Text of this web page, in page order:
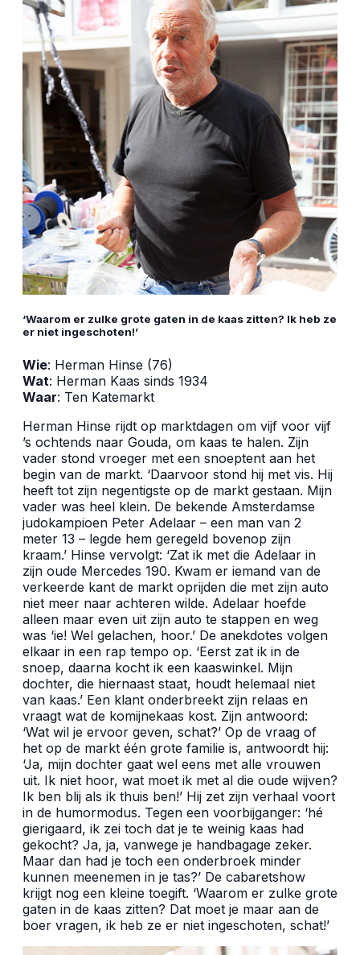
‘Waarom er zulke grote gaten in de kaas zitten? Ik heb ze
er niet ingeschoten!’
Wie: Herman Hinse (76)
Wat: Herman Kaas sinds 1934
Waar: Ten Katemarkt
Herman Hinse rijdt op marktdagen om vijf voor vijf
’s ochtends naar Gouda, om kaas te halen. Zijn
vader stond vroeger met een snoeptent aan het
begin van de markt. ‘Daarvoor stond hij met vis. Hij
heeft tot zijn negentigste op de markt gestaan. Mijn
vader was heel klein. De bekende Amsterdamse
judokampioen Peter Adelaar – een man van 2
meter 13 – legde hem geregeld bovenop zijn
kraam.’ Hinse vervolgt: ‘Zat ik met die Adelaar in
zijn oude Mercedes 190. Kwam er iemand van de
verkeerde kant de markt oprijden die met zijn auto
niet meer naar achteren wilde. Adelaar hoefde
alleen maar even uit zijn auto te stappen en weg
was ‘ie! Wel gelachen, hoor.’ De anekdotes volgen
elkaar in een rap tempo op. ‘Eerst zat ik in de
snoep, daarna kocht ik een kaaswinkel. Mijn
dochter, die hiernaast staat, houdt helemaal niet
van kaas.’ Een klant onderbreekt zijn relaas en
vraagt wat de komijnekaas kost. Zijn antwoord:
‘Wat wil je ervoor geven, schat?’ Op de vraag of
het op de markt één grote familie is, antwoordt hij:
‘Ja, mijn dochter gaat wel eens met alle vrouwen
uit. Ik niet hoor, wat moet ik met al die oude wijven?
Ik ben blij als ik thuis ben!’ Hij zet zijn verhaal voort
in de humormodus. Tegen een voorbijganger: ‘hé
gierigaard, ik zei toch dat je te weinig kaas had
gekocht? Ja, ja, vanwege je handbagage zeker.
Maar dan had je toch een onderbroek minder
kunnen meenemen in je tas?’ De cabaretshow
krijgt nog een kleine toegift. ‘Waarom er zulke grote
gaten in de kaas zitten? Dat moet je maar aan de
boer vragen, ik heb ze er niet ingeschoten, schat!’